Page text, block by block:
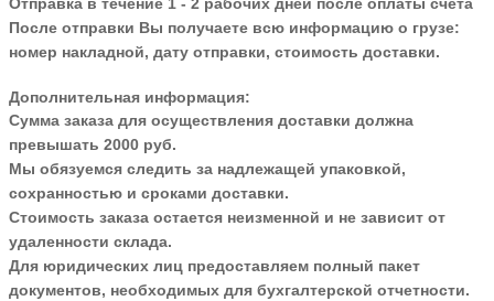
Отправка в течение 1 - 2 рабочих дней после оплаты счета
После отправки Вы получаете всю информацию о грузе:
номер накладной, дату отправки, стоимость доставки.
Дополнительная информация:
Сумма заказа для осуществления доставки должна
превышать 2000 руб.
Мы обязуемся следить за надлежащей упаковкой,
сохранностью и сроками доставки.
Стоимость заказа остается неизменной и не зависит от
удаленности склада.
Для юридических лиц предоставляем полный пакет
документов, необходимых для бухгалтерской отчетности.